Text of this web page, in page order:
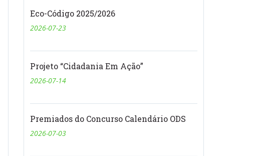
Eco-Código 2025/2026
2026-07-23
Projeto “Cidadania Em Ação”
2026-07-14
Premiados do Concurso Calendário ODS
2026-07-03